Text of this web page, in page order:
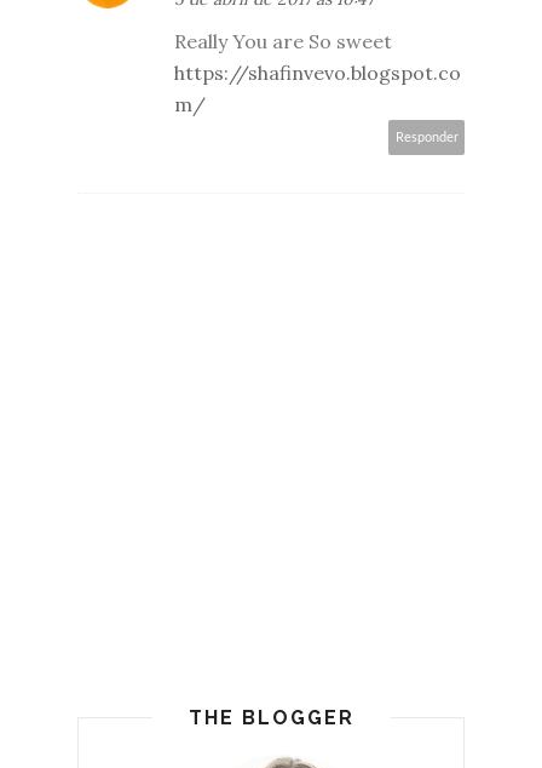
Really You are So sweet
https://shafinvevo.blogspot.co
m/
Responder
THE BLOGGER